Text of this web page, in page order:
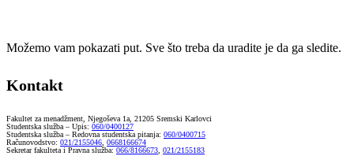
Možemo vam pokazati put. Sve što treba da uradite je da ga sledite.
Kontakt
Fakultet za menadžment, Njegoševa 1a, 21205 Sremski Karlovci
Studentska služba – Upis: 060/0400127
Studentska služba – Redovna studentska pitanja: 060/0400715
Računovodstvo: 021/2155046 0668166674
Sekretar fakulteta i Pravna služba: 066/8166673 021/2155183